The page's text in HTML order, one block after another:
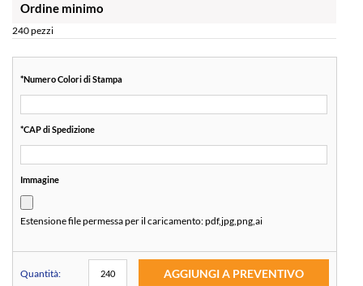
Ordine minimo
240 pezzi
*Numero Colori di Stampa
*CAP di Spedizione
Immagine
Estensione file permessa per il caricamento:pdf,jpg,png,ai
Quantità: AGGIUNGI A PREVENTIVO